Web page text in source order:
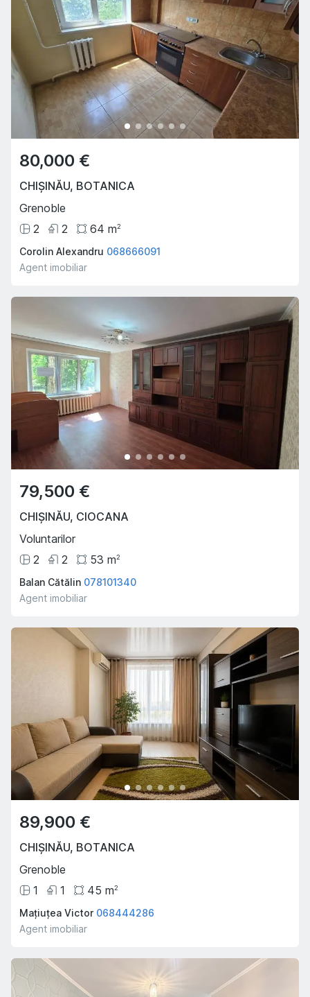
80,000 €
CHIȘINĂU, BOTANICA
Grenoble
2
2 64 m2
Corolin Alexandru 068666091
Agent imobiliar
79,500 €
CHIȘINĂU, CIOCANA
Voluntarilor
2
2 53 m2
Balan Cătălin 078101340
Agent imobiliar
89,900 €
CHIȘINĂU, BOTANICA
Grenoble
1
1 45 m2
Mațiuțea Victor 068444286
Agent imobiliar